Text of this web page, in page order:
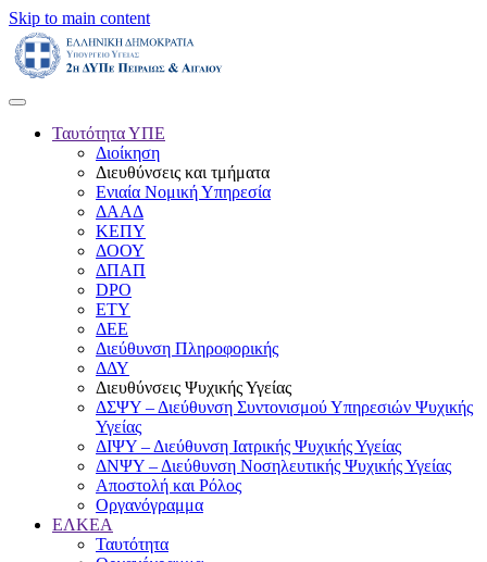
Skip to main content
Ταυτότητα ΥΠΕ
Διοίκηση
Διευθύνσεις και τμήματα
Ενιαία Νομική Υπηρεσία
ΔΑΑΔ
ΚΕΠΥ
ΔΟΟΥ
ΔΠΑΠ
DPO
ΕΤΥ
ΔΕΕ
Διεύθυνση Πληροφορικής
ΔΔΥ
Διευθύνσεις Ψυχικής Υγείας
ΔΣΨΥ – Διεύθυνση Συντονισμού Υπηρεσιών Ψυχικής
Υγείας
ΔΙΨΥ – Διεύθυνση Ιατρικής Ψυχικής Υγείας
ΔΝΨΥ – Διεύθυνση Νοσηλευτικής Ψυχικής Υγείας
Αποστολή και Ρόλος
Οργανόγραμμα
ΕΛΚΕΑ
Ταυτότητα